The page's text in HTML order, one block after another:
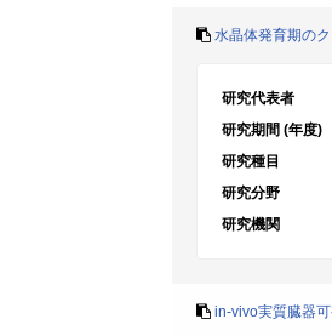
水晶体発育期の
研究代表者
研究期間 (年度)
研究種目
研究分野
研究機関
in-vivo実質臓器